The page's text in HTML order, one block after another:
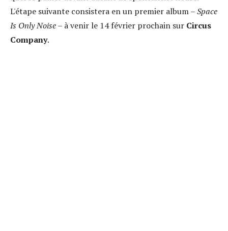
L'étape suivante consistera en un premier album –Space
Is Only Noise– à venir le 14 février prochain sur Circus
Company.